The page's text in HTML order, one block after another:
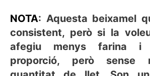
NOTA: Aquesta beixamel
consistent, però si la
afegiu menys farina i
proporció, però sense